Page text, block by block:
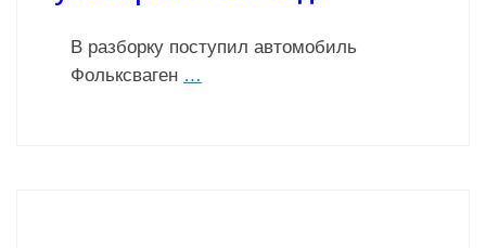
В разборку поступил автомобиль
Фольксваген …